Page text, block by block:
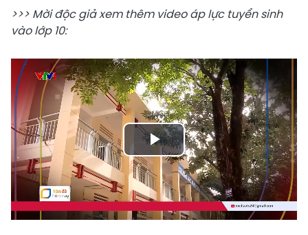
>>> Mời độc giả xem thêm video áp lực tuyển sinh
vào lớp 10:
Play
Video